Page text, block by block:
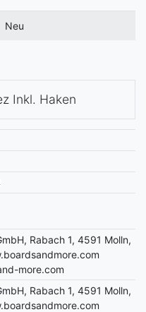
Neu
Inkl. Haken
Rabach 1, 4591 Molln,
more.com
Rabach 1, 4591 Molln,